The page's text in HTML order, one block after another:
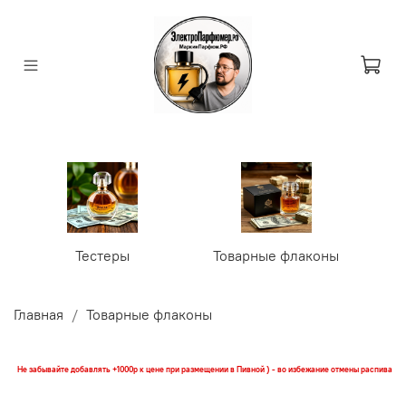
Тестеры Товарные флаконы
Главная Товарные флаконы
Не забывайте добавлять +1000р к цене при размещении в Пивной ) - во избежание отмены распива